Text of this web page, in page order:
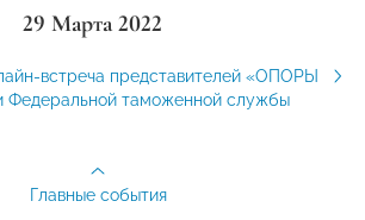
29 Марта 2022
встреча представителей «ОПОРЫ
таможенной службы
Главные события